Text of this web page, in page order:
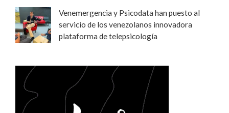
Venemergencia y Psicodata han puesto al
servicio de los venezolanos innovadora
plataforma de telepsicología